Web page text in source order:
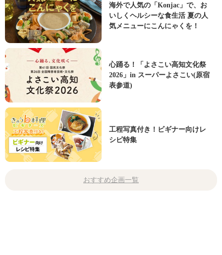
海外で人気の「Konjac」で、お
いしくヘルシーな食生活 夏の人
気メニューにこんにゃくを！
心踊る！「よさこい高知文化祭
2026」in スーパーよさこい(原宿
表参道)
工程写真付き！ビギナー向けレ
シピ特集
おすすめ企画一覧